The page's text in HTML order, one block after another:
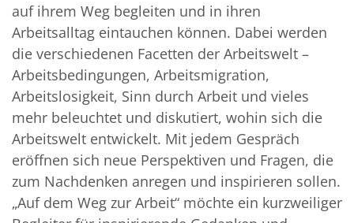
auf ihrem Weg begleiten und in ihren
Arbeitsalltag eintauchen können. Dabei werden
die verschiedenen Facetten der Arbeitswelt –
Arbeitsbedingungen, Arbeitsmigration,
Arbeitslosigkeit, Sinn durch Arbeit und vieles
mehr beleuchtet und diskutiert, wohin sich die
Arbeitswelt entwickelt. Mit jedem Gespräch
eröffnen sich neue Perspektiven und Fragen, die
zum Nachdenken anregen und inspirieren sollen.
„Auf dem Weg zur Arbeit“ möchte ein kurzweiliger